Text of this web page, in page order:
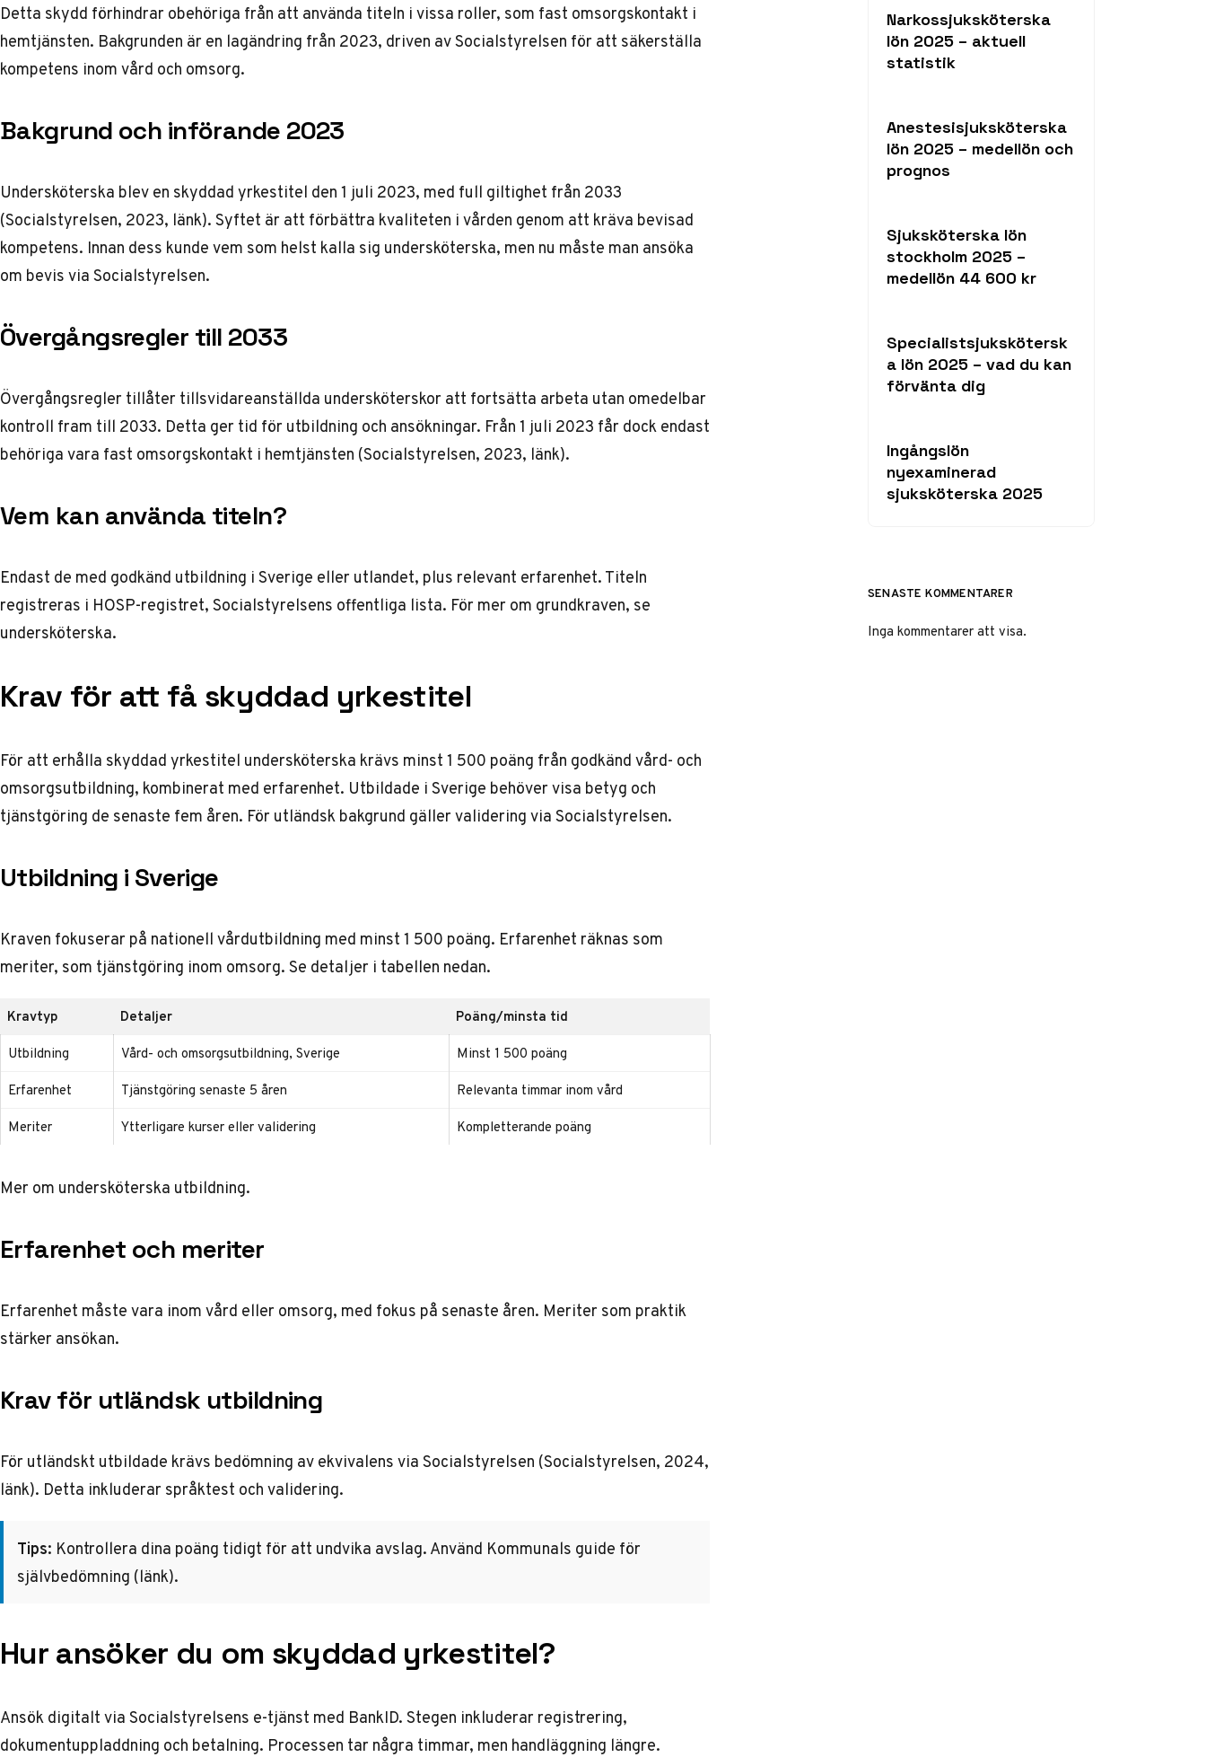
Detta skydd förhindrar obehöriga från att använda titeln i vissa roller, som fast omsorgskontakt i
hemtjänsten. Bakgrunden är en lagändring från 2023, driven av Socialstyrelsen för att säkerställa
kompetens inom vård och omsorg.
Bakgrund och införande 2023
Undersköterska blev en skyddad yrkestitel den 1 juli 2023, med full giltighet från 2033
(Socialstyrelsen, 2023, länk). Syftet är att förbättra kvaliteten i vården genom att kräva bevisad
kompetens. Innan dess kunde vem som helst kalla sig undersköterska, men nu måste man ansöka
om bevis via Socialstyrelsen.
Övergångsregler till 2033
Övergångsregler tillåter tillsvidareanställda undersköterskor att fortsätta arbeta utan omedelbar
kontroll fram till 2033. Detta ger tid för utbildning och ansökningar. Från 1 juli 2023 får dock endast
behöriga vara fast omsorgskontakt i hemtjänsten (Socialstyrelsen, 2023, länk).
Vem kan använda titeln?
Endast de med godkänd utbildning i Sverige eller utlandet, plus relevant erfarenhet. Titeln
registreras i HOSP-registret, Socialstyrelsens offentliga lista. För mer om grundkraven, se
undersköterska.
Krav för att få skyddad yrkestitel
För att erhålla skyddad yrkestitel undersköterska krävs minst 1 500 poäng från godkänd vård- och
omsorgsutbildning, kombinerat med erfarenhet. Utbildade i Sverige behöver visa betyg och
tjänstgöring de senaste fem åren. För utländsk bakgrund gäller validering via Socialstyrelsen.
Utbildning i Sverige
Kraven fokuserar på nationell vårdutbildning med minst 1 500 poäng. Erfarenhet räknas som
meriter, som tjänstgöring inom omsorg. Se detaljer i tabellen nedan.
Kravtyp Detaljer
Poäng/minsta tid
Utbildning
Vård- och omsorgsutbildning, Sverige
Minst 1 500 poäng
Erfarenhet
Tjänstgöring senaste 5 åren
Relevanta timmar inom vård
Meriter
Ytterligare kurser eller validering Kompletterande poäng
Mer om undersköterska utbildning.
Erfarenhet och meriter
Erfarenhet måste vara inom vård eller omsorg, med fokus på senaste åren. Meriter som praktik
stärker ansökan.
Krav för utländsk utbildning
För utländskt utbildade krävs bedömning av ekvivalens via Socialstyrelsen (Socialstyrelsen, 2024,
länk). Detta inkluderar språktest och validering.
Tips: Kontrollera dina poäng tidigt för att undvika avslag. Använd Kommunals guide för
självbedömning (länk).
Hur ansöker du om skyddad yrkestitel?
Ansök digitalt via Socialstyrelsens e-tjänst med BankID. Stegen inkluderar registrering,
dokumentuppladdning och betalning. Processen tar några timmar, men handläggning längre.
Narkossjuksköterska
lön 2025 – aktuell
statistik
Anestesisjuksköterska
lön 2025 – medellön och
prognos
Sjuksköterska lön
stockholm 2025 –
medellön 44 600 kr
Specialistsjukskötersk
a lön 2025 – vad du kan
förvänta dig
Ingångslön
nyexaminerad
sjuksköterska 2025
SENASTE KOMMENTARER
Inga kommentarer att visa.